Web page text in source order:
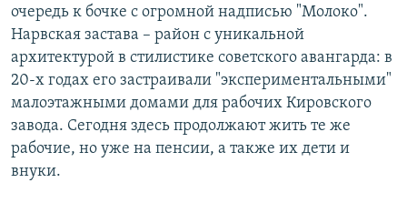
очередь к бочке с огромной надписью "Молоко".
Нарвская застава – район с уникальной
архитектурой в стилистике советского авангарда: в
20-х годах его застраивали "экспериментальными"
малоэтажными домами для рабочих Кировского
завода. Сегодня здесь продолжают жить те же
рабочие, но уже на пенсии, а также их дети и
внуки.